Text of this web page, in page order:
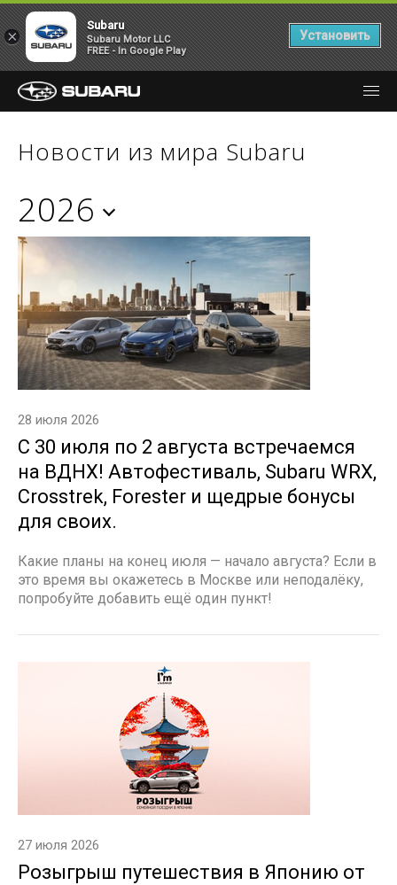
Новости из мира Subaru
2026
28 июля 2026
С 30 июля по 2 августа встречаемся
на ВДНХ! Автофестиваль, Subaru WRX,
Crosstrek, Forester и щедрые бонусы
для своих.
Какие планы на конец июля — начало августа? Если в
это время вы окажетесь в Москве или неподалёку,
попробуйте добавить ещё один пункт!
27 июля 2026
Розыгрыш путешествия в Японию от
×
Subaru
Subaru Motor LLC
FREE - In Google Play
Установить